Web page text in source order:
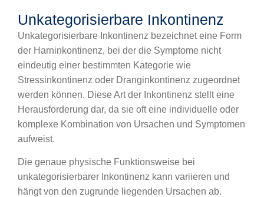
Unkategorisierbare Inkontinenz
Unkategorisierbare Inkontinenz bezeichnet eine Form
der Harninkontinenz, bei der die Symptome nicht
eindeutig einer bestimmten Kategorie wie
Stressinkontinenz oder Dranginkontinenz zugeordnet
werden können. Diese Art der Inkontinenz stellt eine
Herausforderung dar, da sie oft eine individuelle oder
komplexe Kombination von Ursachen und Symptomen
aufweist.
Die genaue physische Funktionsweise bei
unkategorisierbarer Inkontinenz kann variieren und
hängt von den zugrunde liegenden Ursachen ab.